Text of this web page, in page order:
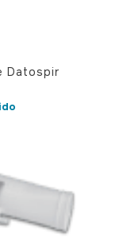
Datospir